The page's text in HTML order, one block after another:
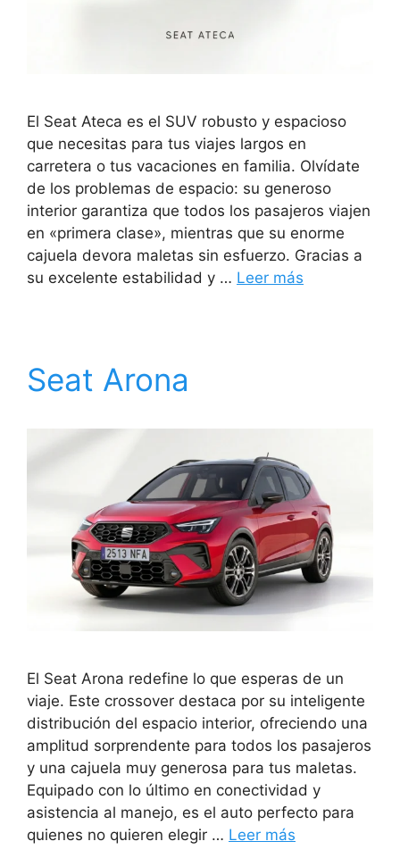
El Seat Ateca es el SUV robusto y espacioso
que necesitas para tus viajes largos en
carretera o tus vacaciones en familia. Olvídate
de los problemas de espacio: su generoso
interior garantiza que todos los pasajeros viajen
en «primera clase», mientras que su enorme
cajuela devora maletas sin esfuerzo. Gracias a
su excelente estabilidad y … Leer más
Seat Arona
El Seat Arona redefine lo que esperas de un
viaje. Este crossover destaca por su inteligente
distribución del espacio interior, ofreciendo una
amplitud sorprendente para todos los pasajeros
y una cajuela muy generosa para tus maletas.
Equipado con lo último en conectividad y
asistencia al manejo, es el auto perfecto para
quienes no quieren elegir … Leer más